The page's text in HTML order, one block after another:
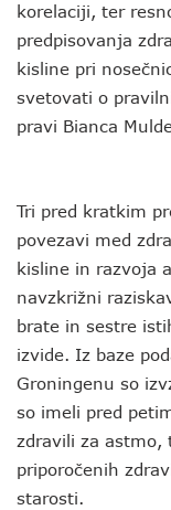
korelaciji, ter
predpisovanja
kisline pri
svetovati o
pravi Bianca
Tri pred kratkim
povezavi med
kisline in razvoja
navzkrižni
brate in sestre
izvide. Iz baze
Groningenu so
so imeli pred
zdravili za astmo,
priporočenih
starosti.